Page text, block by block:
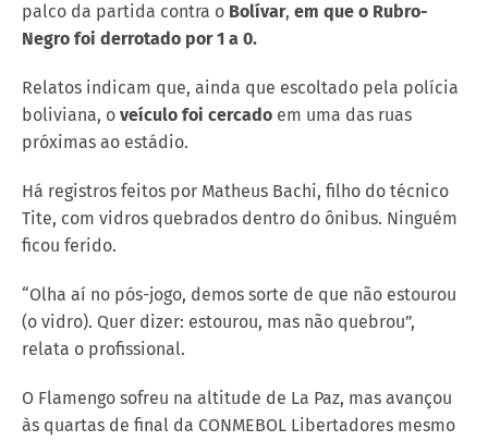
palco da partida contra o Bolívar, em que o Rubro-
Negro foi derrotado por 1 a 0.
Relatos indicam que, ainda que escoltado pela polícia
boliviana, o veículo foi cercado em uma das ruas
próximas ao estádio.
Há registros feitos por Matheus Bachi, filho do técnico
Tite, com vidros quebrados dentro do ônibus. Ninguém
ficou ferido.
“Olha aí no pós-jogo, demos sorte de que não estourou
(o vidro). Quer dizer: estourou, mas não quebrou”,
relata o profissional.
O Flamengo sofreu na altitude de La Paz, mas avançou
às quartas de final da CONMEBOL Libertadores mesmo